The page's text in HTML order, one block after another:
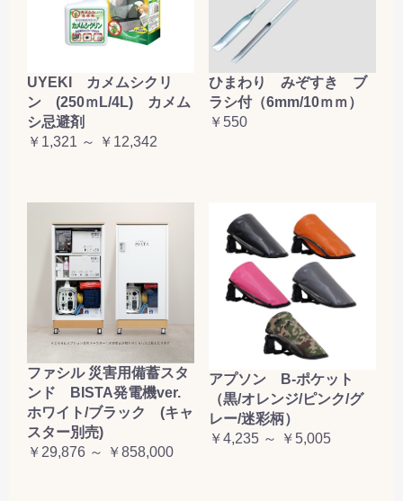
お買い物を続ける カートへ進む
UYEKI カメムシクリ
ン (250ｍL/4L) カメム
シ忌避剤
￥1,321 ～ ￥12,342
ひまわり みぞすき ブ
ラシ付（6mm/10ｍｍ）
￥550
ファシル 災害用備蓄スタ
ンド BISTA発電機ver.
ホワイト/ブラック (キャ
スター別売)
￥29,876 ～ ￥858,000
アプソン B-ポケット
（黒/オレンジ/ピンク/グ
レー/迷彩柄）
￥4,235 ～ ￥5,005